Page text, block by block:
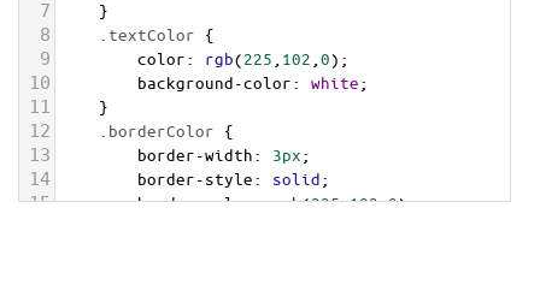
7 }
8 .textColor {
9 color: rgb(225 102 0);
10 background-color: white;
11 }
12 .borderColor {
13 border-width: 3px;
14 border-style: solid;
15 border-color: rgb(225,102,0);